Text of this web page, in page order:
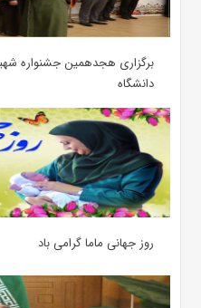
برگزاری هجدهمین جشنواره
دانشگاه
روز جهانی ماما گرامی باد